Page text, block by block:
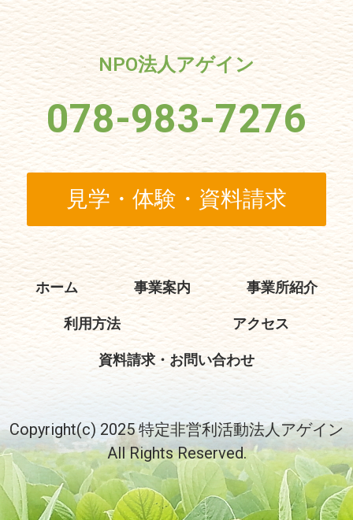
NPO法人アゲイン
078-983-7276
見学・体験・資料請求
ホーム 事業案内 事業所紹介
利用方法 アクセス
資料請求・お問い合わせ
Copyright(c) 2025 特定非営利活動法人アゲイン
All Rights Reserved.